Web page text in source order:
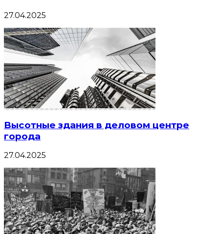
27.04.2025
Высотные здания в деловом центре
города
27.04.2025